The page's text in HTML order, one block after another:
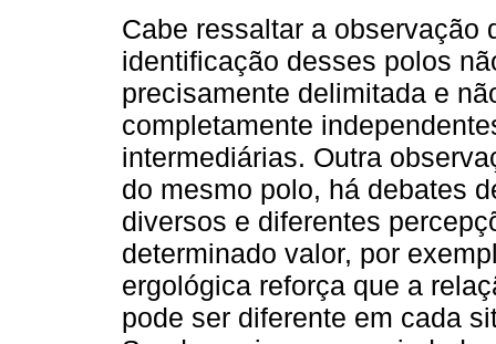
Cabe ressaltar a observação
identificação desses polos
precisamente delimitada e
completamente
intermediárias. Outra
do mesmo polo, há debates
diversos e diferentes
determinado valor, por
ergológica reforça que a
pode ser diferente em cada